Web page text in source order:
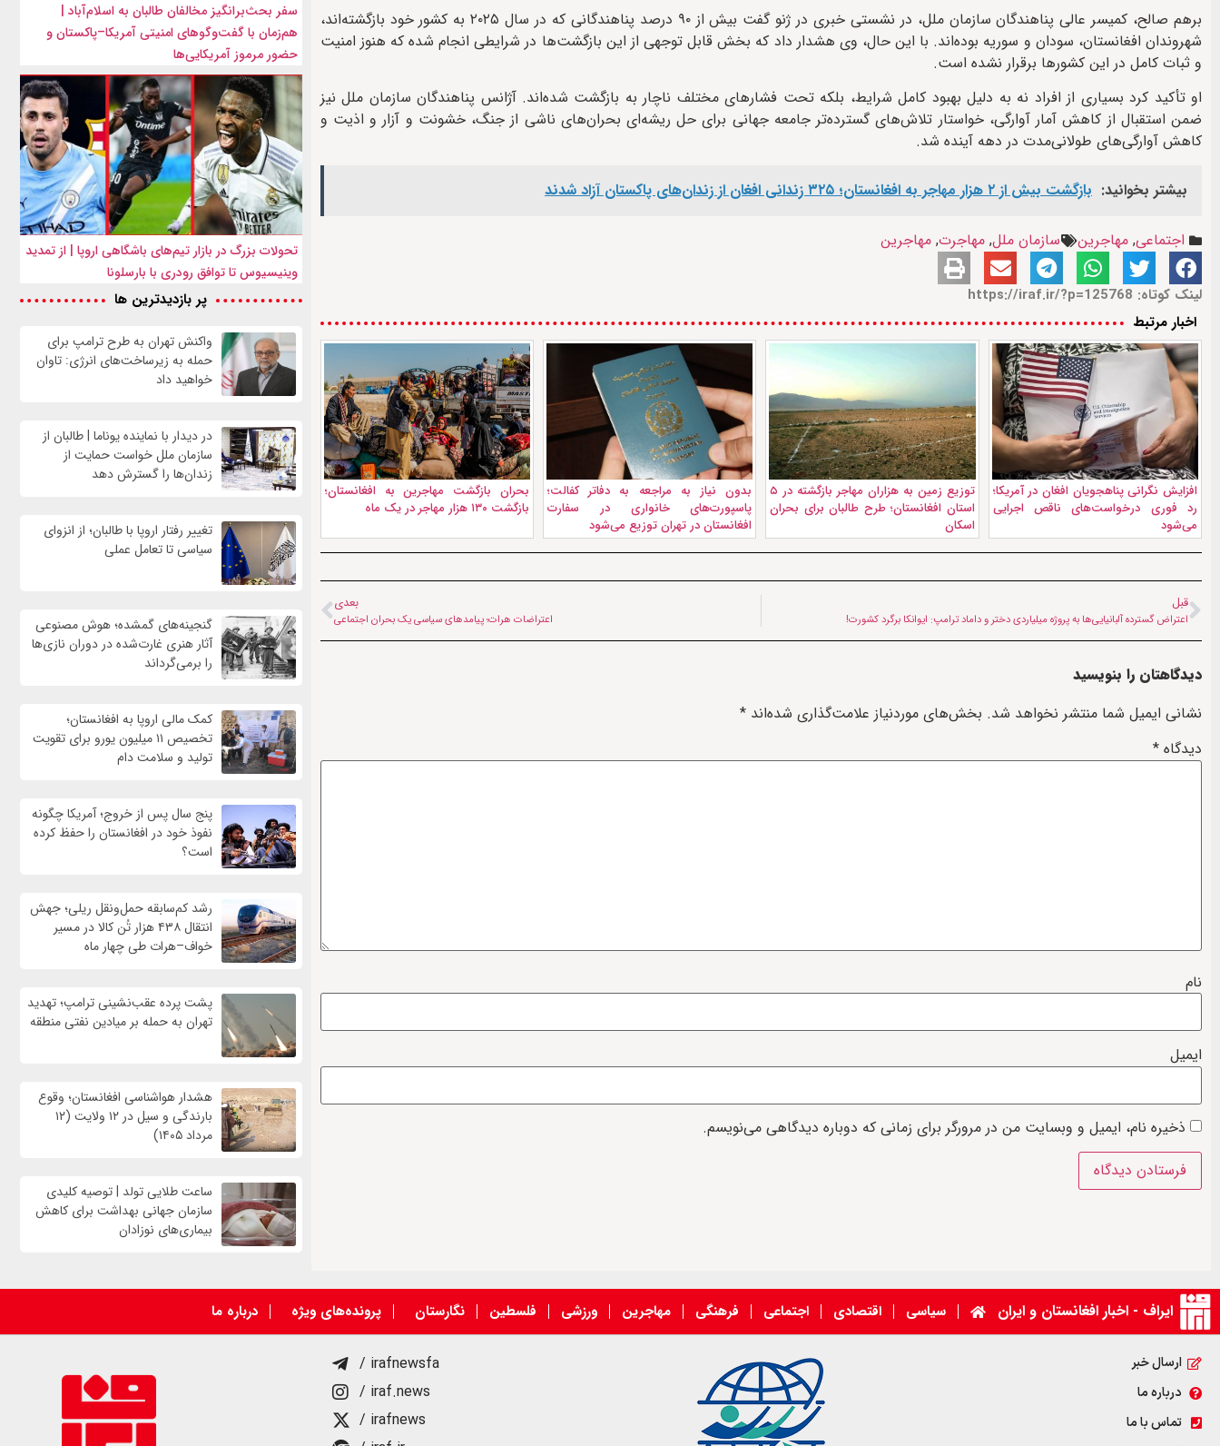
برهم صالح، کمیسر عالی پناهندگان سازمان ملل، در نشستی خبری در ژنو گفت بیش از ۹۰ درصد پناهندگانی که در سال ۲۰۲۵ به کشور خود بازگشته‌اند،
شهروندان افغانستان، سودان و سوریه بوده‌اند. با این حال، وی هشدار داد که بخش قابل توجهی از این بازگشت‌ها در شرایطی انجام شده که هنوز امنیت
و ثبات کامل در این کشورها برقرار نشده است.
او تأکید کرد بسیاری از افراد نه به دلیل بهبود کامل شرایط، بلکه تحت فشارهای مختلف ناچار به بازگشت شده‌اند. آژانس پناهندگان سازمان ملل نیز
ضمن استقبال از کاهش آمار آوارگی، خواستار تلاش‌های گسترده‌تر جامعه جهانی برای حل ریشه‌ای بحران‌های ناشی از جنگ، خشونت و آزار و اذیت و
کاهش آوارگی‌های طولانی‌مدت در دهه آینده شد.
بیشتر بخوانید: بازگشت بیش از ۲ هزار مهاجر به افغانستان؛ ۳۲۵ زندانی افغان از زندان‌های پاکستان آزاد شدند
اجتماعی, مهاجرین سازمان ملل, مهاجرت, مهاجرین
لینک کوتاه: https://iraf.ir/?p=125768
اخبار مرتبط
افزایش نگرانی پناهجویان افغان در آمریکا؛
رد فوری درخواست‌های ناقص اجرایی
می‌شود
توزیع زمین به هزاران مهاجر بازگشته در ۵
استان افغانستان؛ طرح طالبان برای بحران
اسکان
بدون نیاز به مراجعه به دفاتر کفالت؛
پاسپورت‌های خانواری در سفارت
افغانستان در تهران توزیع می‌شود
بحران بازگشت مهاجرین به افغانستان؛
بازگشت ۱۳۰ هزار مهاجر در یک ماه
قبل
اعتراض گسترده آلبانیایی‌ها به پروژه میلیاردی دختر و داماد ترامپ: ایوانکا برگرد کشورت!
بعدی
اعتراضات هرات؛ پیامدهای سیاسی یک بحران اجتماعی
دیدگاهتان را بنویسید
نشانی ایمیل شما منتشر نخواهد شد. بخش‌های موردنیاز علامت‌گذاری شده‌اند *
دیدگاه *
نام
ایمیل
ذخیره نام، ایمیل و وبسایت من در مرورگر برای زمانی که دوباره دیدگاهی می‌نویسم.
سفر بحث‌برانگیز مخالفان طالبان به اسلام‌آباد |
هم‌زمان با گفت‌وگوهای امنیتی آمریکا–پاکستان و
حضور مرموز آمریکایی‌ها
تحولات بزرگ در بازار تیم‌های باشگاهی اروپا | از تمدید
وینیسیوس تا توافق رودری با بارسلونا
پر بازدیدترین ها
واکنش تهران به طرح ترامپ برای
حمله به زیرساخت‌های انرژی: تاوان
خواهید داد
در دیدار با نماینده یوناما | طالبان از
سازمان ملل خواست حمایت از
زندان‌ها را گسترش دهد
تغییر رفتار اروپا با طالبان؛ از انزوای
سیاسی تا تعامل عملی
گنجینه‌های گمشده؛ هوش مصنوعی
آثار هنری غارت‌شده در دوران نازی‌ها
را برمی‌گرداند
کمک مالی اروپا به افغانستان؛
تخصیص ۱۱ میلیون یورو برای تقویت
تولید و سلامت دام
پنج سال پس از خروج؛ آمریکا چگونه
نفوذ خود در افغانستان را حفظ کرده
است؟
رشد کم‌سابقه حمل‌ونقل ریلی؛ جهش
انتقال ۴۳۸ هزار تُن کالا در مسیر
خواف–هرات طی چهار ماه
پشت پرده عقب‌نشینی ترامپ؛ تهدید
تهران به حمله بر ميادين نفتی منطقه
هشدار هواشناسی افغانستان؛ وقوع
بارندگی و سیل در ۱۲ ولایت (۱۲
مرداد ۱۴۰۵)
ساعت طلایی تولد | توصیه کلیدی
سازمان جهانی بهداشت برای کاهش
بیماری‌های نوزادان
ایراف - اخبار افغانستان و ایران سیاسی اقتصادی اجتماعی فرهنگی مهاجرین ورزشی فلسطین نگارستان پرونده‌های ویژه درباره ما
ارسال خبر
درباره ما
تماس با ما
/ irafnewsfa
/ iraf.news
/ irafnews